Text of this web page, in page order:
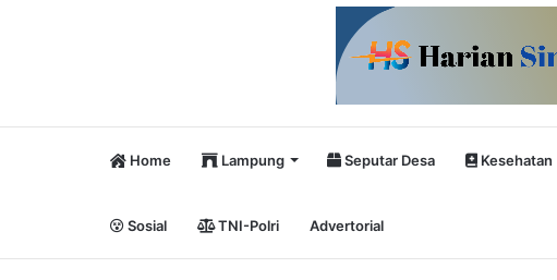
Home Lampung Seputar Desa Kesehatan
Sosial TNI-Polri Advertorial